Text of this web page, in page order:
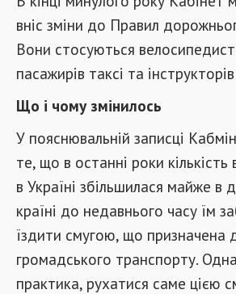
вніс зміни до Правил
Вони стосуються
пасажирів таксі та
Що і чому змінилось
У пояснювальній записці
те, що в останні роки кількість
в Україні збільшилася майже в
країні до недавнього часу їм
їздити смугою, що призначена
громадського транспорту.
практика, рухатися саме цією